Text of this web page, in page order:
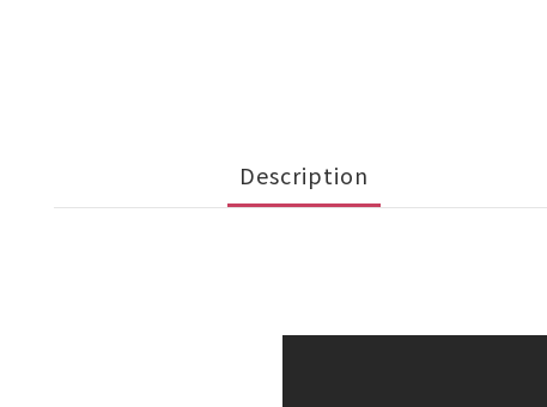
Description